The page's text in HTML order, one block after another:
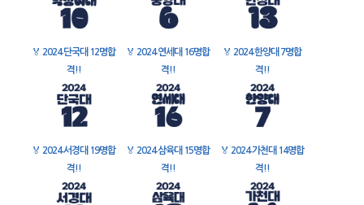
🏅 2024 단국대 12명합
격!!
🏅 2024 연세대 16명합
격!!
🏅 2024 한양대 7명합
격!!
🏅 2024 서경대 19명합
격!!
🏅 2024 삼육대 15명합
격!!
🏅 2024 가천대 14명합
격!!